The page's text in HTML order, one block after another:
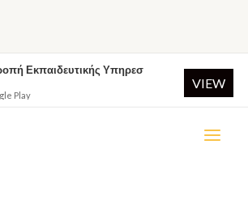
Εκπαιδευτικής Υπηρεσ
Play
VIEW